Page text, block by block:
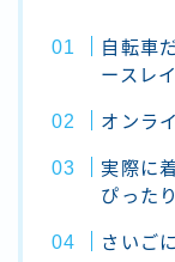
自転車
ースレ
オンラ
実際に
ぴったり
さいごに